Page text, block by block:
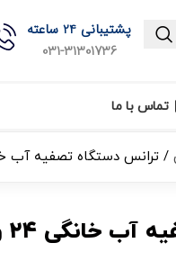
پشتیبانی 24 ساعته
031-31301736
تماس با ما
ترانس دستگاه تصفیه آب خانگی
خانگی ۲۴ ولت